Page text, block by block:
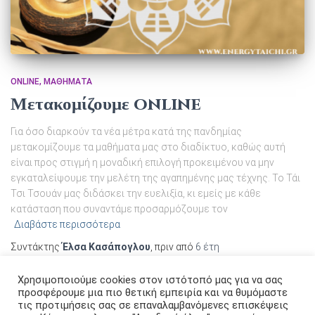
ONLINE ΜΑΘΉΜΑΤΑ
Μετακομίζουμε online
Για όσο διαρκούν τα νέα μέτρα κατά της πανδημίας
μετακομίζουμε τα μαθήματα μας στο διαδίκτυο, καθώς αυτή
είναι προς στιγμή η μοναδική επιλογή προκειμένου να μην
εγκαταλείψουμε την μελέτη της αγαπημένης μας τέχνης. Το Τάι
Τσι Τσουάν μας διδάσκει την ευελιξία, κι εμείς με κάθε
κατάσταση που συναντάμε προσαρμόζουμε τον
Διαβάστε περισσότερα
ΣυντάκτηςΈλσα Κασάπογλου , πριν από 6 έτη
Χρησιμοποιούμε cookies στον ιστότοπό μας για να σας
προσφέρουμε μια πιο θετική εμπειρία και να θυμόμαστε
τις προτιμήσεις σας σε επαναλαμβανόμενες επισκέψεις